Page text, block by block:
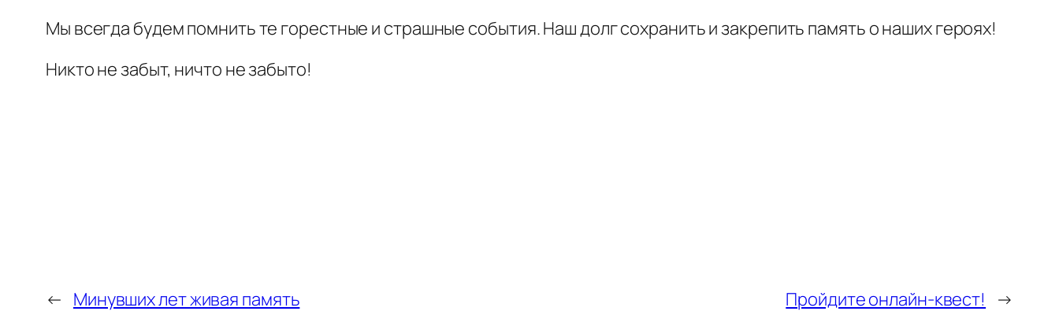
Мы всегда будем помнить те горестные и страшные события. Наш долг сохранить и закрепить память о наших героях!
Никто не забыт, ничто не забыто!
← Минувших лет живая память Пройдите онлайн-квест! →